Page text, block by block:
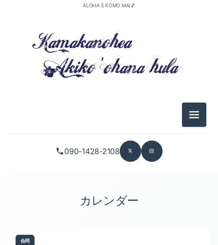
090-1428-2108
ALOHA E KOMO MAI🎵
メニュ
カレンダー
合同